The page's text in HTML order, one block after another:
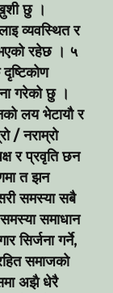
छु ।
व्यवस्थित र
रहेछ । ५
गरेको छु ।
लय भेटायौ र
/ नराम्रो
र प्रवृति छन
त झन
समस्या सबै
समाधान
सिर्जना गर्ने,
समाजको
अझै धेरै